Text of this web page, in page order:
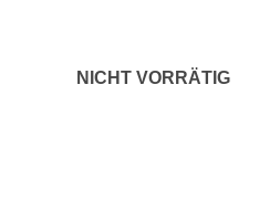
NICHT VORRÄTIG